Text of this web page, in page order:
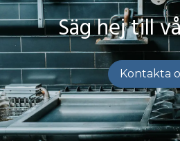
Säg hej till
Kontakta